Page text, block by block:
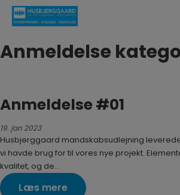
Hop
indholdet
Anmeldelse
Anmeldelse #01
19. jan 2023
Husbjerggaard mandskabsudlejning
vi havde brug for til vores nye projekt.
kvalitet, og de…
Læs mere